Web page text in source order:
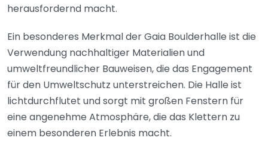
herausfordernd macht.
Ein besonderes Merkmal der Gaia Boulderhalle ist die
Verwendung nachhaltiger Materialien und
umweltfreundlicher Bauweisen, die das Engagement
für den Umweltschutz unterstreichen. Die Halle ist
lichtdurchflutet und sorgt mit großen Fenstern für
eine angenehme Atmosphäre, die das Klettern zu
einem besonderen Erlebnis macht.